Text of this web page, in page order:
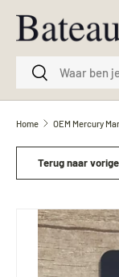
Ga naar inhoud
ZoekenZoeken
Home OEM Mercury
Terug naar